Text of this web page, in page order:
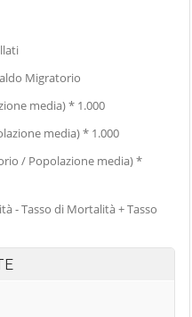
Migratorio
media) * 1.000
media) * 1.000
/ Popolazione media) *
- Tasso di Mortalità + Tasso